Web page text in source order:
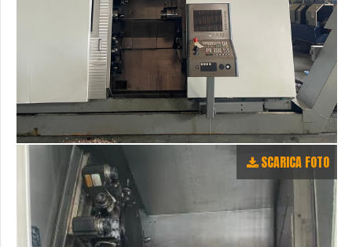
SCARICA FOTO